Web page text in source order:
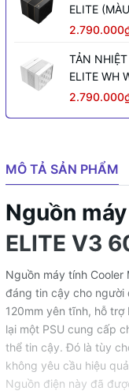
ELITE
TẢN
ELITE WH
MÔ TẢ SẢN PHẨM
Nguồn
ELITE V3
Nguồn máy tính Cooler
đáng tin cậy cho người
120mm yên tĩnh, hỗ trợ
lại một PSU cung cấp
thể tin cậy. Đó là tùy
không yêu cầu hiệu
Nguồn điện này đã